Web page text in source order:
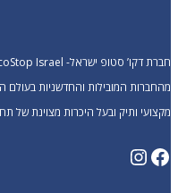
מקצועי ותיק ובעל היכרות מצוינת של
Facebook
Instagram